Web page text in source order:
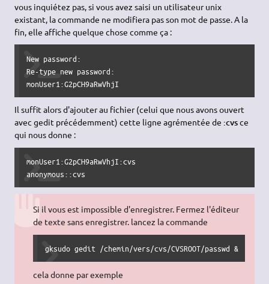
vous inquiétez pas, si vous avez saisi un utilisateur unix
existant, la commande ne modifiera pas son mot de passe. A la
fin, elle affiche quelque chose comme ça :
New password:
Re-type new password:
monUser1:G2pCH9aRwVhjI
Il suffit alors d'ajouter au fichier (celui que nous avons ouvert
avec gedit précédemment) cette ligne agrémentée de:cvsce
qui nous donne :
monUser1:G2pCH9aRwVhjI:cvs
anonymous::cvs
Si il vous est impossible d'enregistrer. Fermez l'éditeur
de texte sans enregistrer. lancez la commande
gksudo gedit /chemin/vers/cvs/CVSROOT/passwd &
cela donne par exemple